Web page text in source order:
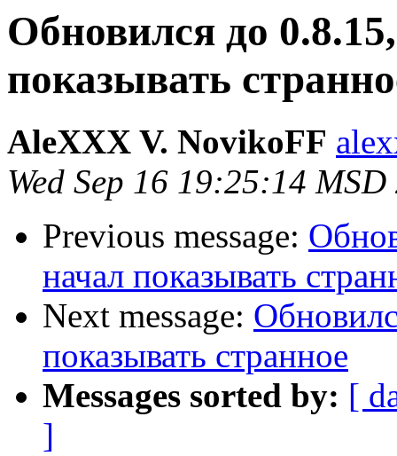
Обновился до
показывать
AleXXX V. NovikoFF
Wed Sep 16 19:25:14 MSD
Previous message:
начал показывать
Next message:
показывать странное
Messages sorted by: [
]